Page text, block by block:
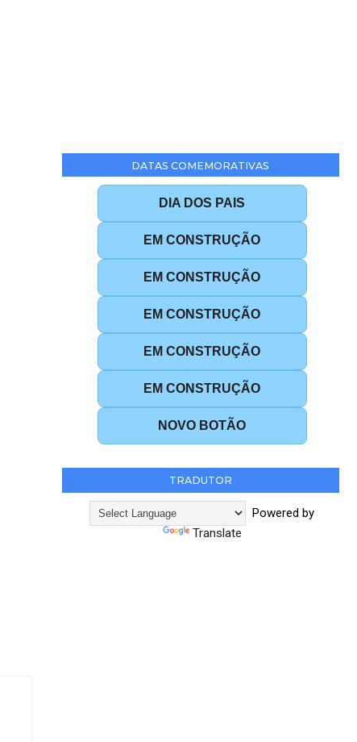
DATAS COMEMORATIVAS
DIA DOS PAIS
EM CONSTRUÇÃO
EM CONSTRUÇÃO
EM CONSTRUÇÃO
EM CONSTRUÇÃO
EM CONSTRUÇÃO
NOVO BOTÃO
TRADUTOR
Powered by
Translate